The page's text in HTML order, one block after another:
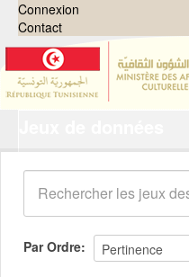
Connexion
Contact
Organisations
Groupes
Demandes 0
À propos
Par Ordre